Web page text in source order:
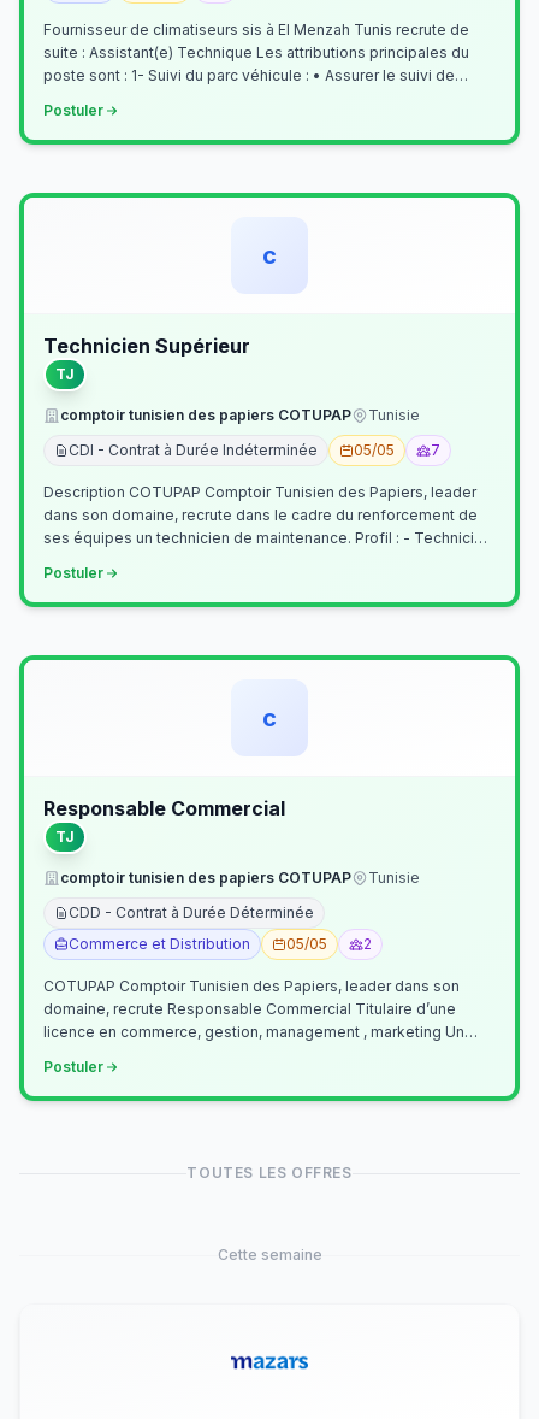
Fournisseur de climatiseurs sis à El Menzah Tunis recrute de
suite : Assistant(e) Technique Les attributions principales du
poste sont : 1- Suivi du parc véhicule : • Assurer le suivi de
Postuler
c
Technicien Supérieur
TJ
comptoir tunisien des papiers COTUPAP
Tunisie
CDI - Contrat à Durée Indéterminée
05/05 7
Description COTUPAP Comptoir Tunisien des Papiers, leader
dans son domaine, recrute dans le cadre du renforcement de
ses équipes un technicien de maintenance. Profil : - Technicien
Postuler
c
Responsable Commercial
TJ
comptoir tunisien des papiers COTUPAP
Tunisie
CDD - Contrat à Durée Déterminée
Commerce et Distribution
05/05 2
COTUPAP Comptoir Tunisien des Papiers, leader dans son
domaine, recrute Responsable Commercial Titulaire d’une
licence en commerce, gestion, management , marketing Un
Postuler
TOUTES LES OFFRES
Cette semaine